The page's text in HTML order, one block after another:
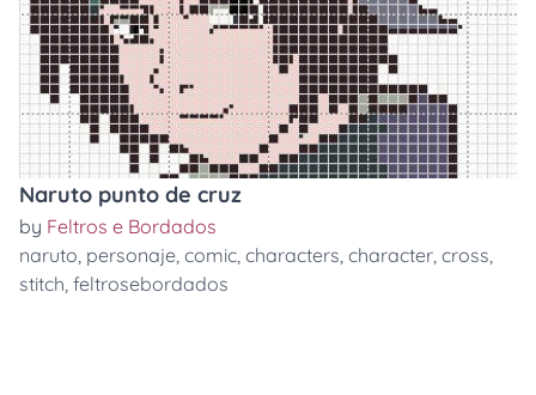
Naruto punto de cruz
by Feltros e Bordados
naruto, personaje, comic, characters, character, cross,
stitch, feltrosebordados